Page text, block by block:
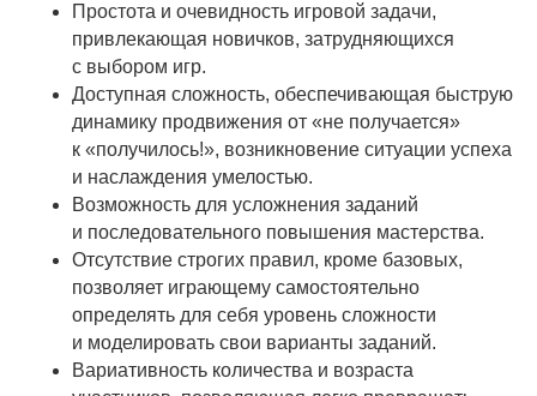
Простота и очевидность игровой задачи,
привлекающая новичков, затрудняющихся
с выбором игр.
Доступная сложность, обеспечивающая быструю
динамику продвижения от «не получается»
к «получилось!», возникновение ситуации успеха
и наслаждения умелостью.
Возможность для усложнения заданий
и последовательного повышения мастерства.
Отсутствие строгих правил, кроме базовых,
позволяет играющему самостоятельно
определять для себя уровень сложности
и моделировать свои варианты заданий.
Вариативность количества и возраста